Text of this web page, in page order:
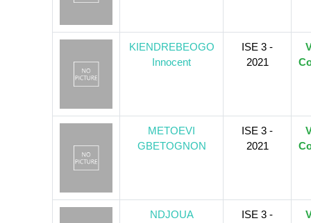
KIENDREBEOGO
Innocent
ISE 3 -
2021
METOEVI
GBETOGNON
ISE 3 -
2021
NDJOUA
ISE 3 -